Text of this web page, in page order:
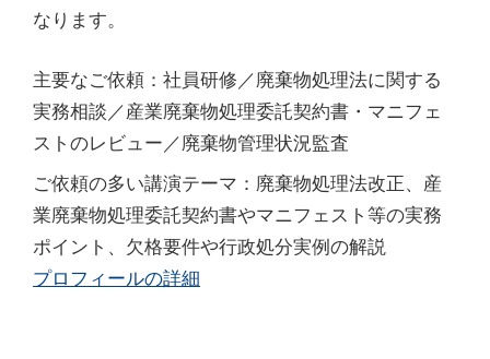
なります。
主要なご依頼：社員研修／廃棄物処理法に関する
実務相談／産業廃棄物処理委託契約書・マニフェ
ストのレビュー／廃棄物管理状況監査
ご依頼の多い講演テーマ：廃棄物処理法改正、産
業廃棄物処理委託契約書やマニフェスト等の実務
ポイント、欠格要件や行政処分実例の解説
プロフィールの詳細